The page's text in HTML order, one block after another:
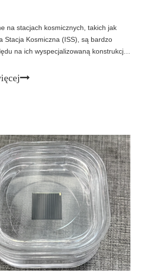
na stacjach kosmicznych, takich jak
Stacja Kosmiczna (ISS), są bardzo
na ich wyspecjalizowaną konstrukcję
i wydajności: 1.Efektywność